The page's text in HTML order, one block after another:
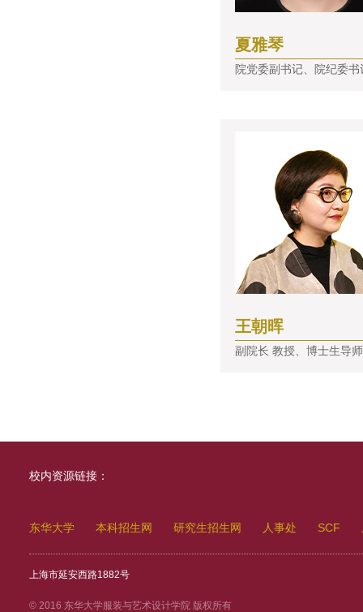
夏雅琴
院党委副书记、院纪委
王朝晖
副院长 教授、博士生导师
校内资源链接：
东华大学 本科招生网 研究生招生网 人事处 SCF
上海市延安西路1882号
© 2016 东华大学服装与艺术设计学院 版权所有